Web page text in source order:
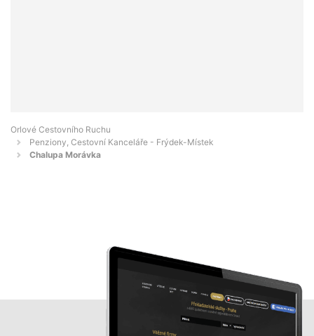
Orlové Cestovního Ruchu
Penziony, Cestovní Kanceláře - Frýdek-Místek
Chalupa Morávka